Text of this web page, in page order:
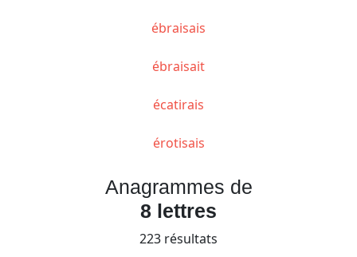
ébraisais
ébraisait
écatirais
érotisais
Anagrammes de
8 lettres
223 résultats